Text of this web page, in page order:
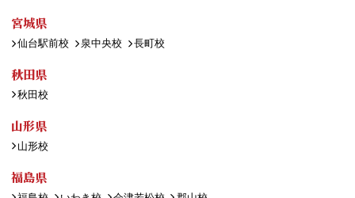
宮城県
仙台駅前校 泉中央校 長町校
秋田県
秋田校
山形県
山形校
福島県